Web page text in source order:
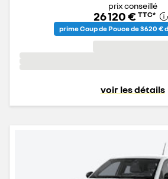
prix conseillé
26 120 € TTC*
prime Coup de Pouce de 3 620 €
voir les détails